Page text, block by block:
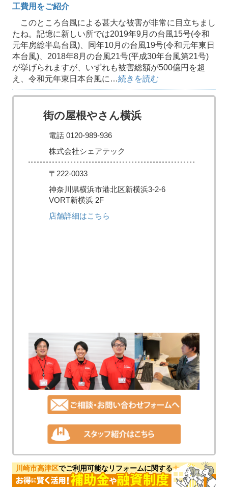
工費用をご紹介
このところ台風による甚大な被害が非常に目立ちまし
たね。記憶に新しい所では2019年9月の台風15号(令和
元年房総半島台風)、同年10月の台風19号(令和元年東日
本台風)、2018年8月の台風21号(平成30年台風第21号)
が挙げられますが、いずれも被害総額が500億円を超
え、令和元年東日本台風に…続きを読む
街の屋根やさん横浜
電話 0120-989-936
株式会社シェアテック
〒222-0033
神奈川県横浜市港北区新横浜3-2-6
VORT新横浜 2F
店舗詳細はこちら
川崎市高津区でご利用可能なリフォームに関する